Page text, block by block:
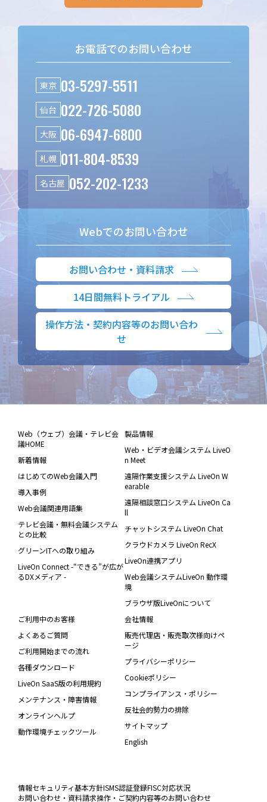
お電話でのお問い合わせ
東京 03-5297-5511
仙台 022-726-5080
大阪 06-6947-6800
札幌 011-804-8539
名古屋 052-202-1233
Webでのお問い合わせ
お問い合わせ・資料請求
14日間無料トライアル
操作方法・契約内容等のお問い合わ
せ
Web（ウェブ）会議・テレビ会
議HOME
新着情報
はじめてのWeb会議入門
導入事例
Web会議関連用語集
テレビ会議・無料会議システム
との比較
グリーンITへの取り組み
LiveOn Connect -“できる”が広が
るDXメディア -
製品情報
Web・ビデオ会議システム LiveO
n Meet
遠隔作業支援システム LiveOn W
earable
遠隔相談窓口システム LiveOn Ca
ll
チャットシステム LiveOn Chat
クラウドカメラ LiveOn RecX
LiveOn連携アプリ
Web会議システムLiveOn 動作環
境
ブラウザ版LiveOnについて
ご利用中のお客様
よくあるご質問
ご利用開始までの流れ
各種ダウンロード
LiveOn SaaS版の利用規約
メンテナンス・障害情報
オンラインヘルプ
動作環境チェックツール
会社情報
販売代理店・販売取次様向けペ
ージ
プライバシーポリシー
Cookieポリシー
コンプライアンス・ポリシー
反社会的勢力の排除
サイトマップ
English
情報セキュリティ基本方針ISMS認証登録FISC対応状況
お問い合わせ・資料請求操作・ご契約内容等のお問い合わせ